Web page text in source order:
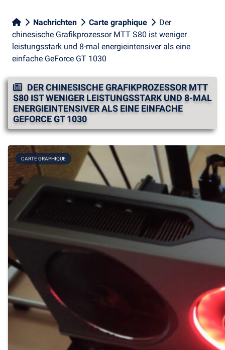
Nachrichten Carte graphique
Der
chinesische Grafikprozessor MTT S80 ist weniger
leistungsstark und 8-mal energieintensiver als eine
einfache GeForce GT 1030
DER CHINESISCHE GRAFIKPROZESSOR MTT
S80 IST WENIGER LEISTUNGSSTARK UND 8-MAL
ENERGIEINTENSIVER ALS EINE EINFACHE
GEFORCE GT 1030
CARTE GRAPHIQUE